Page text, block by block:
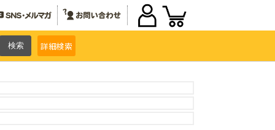
詳細検索